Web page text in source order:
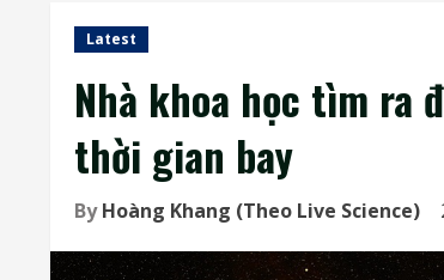
Latest
Nhà khoa học tìm ra
thời gian bay
ByHoàng Khang (Theo Live Science)